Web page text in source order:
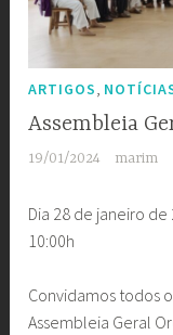
ARTIGOS,
Assembleia
19/01/2024 marim
Dia 28 de janeiro de
10:00h
Convidamos todos
Assembleia Geral